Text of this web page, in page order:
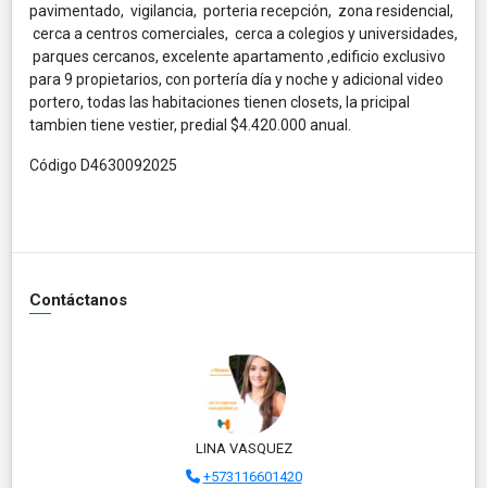
pavimentado, vigilancia, porteria recepción, zona residencial,
cerca a centros comerciales, cerca a colegios y universidades,
parques cercanos, excelente apartamento ,edificio exclusivo
para 9 propietarios, con portería día y noche y adicional video
portero, todas las habitaciones tienen closets, la pricipal
tambien tiene vestier, predial $4.420.000 anual.
Código D4630092025
Contáctanos
LINA VASQUEZ
+573116601420